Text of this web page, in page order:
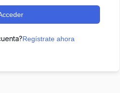
Regístrate ahora